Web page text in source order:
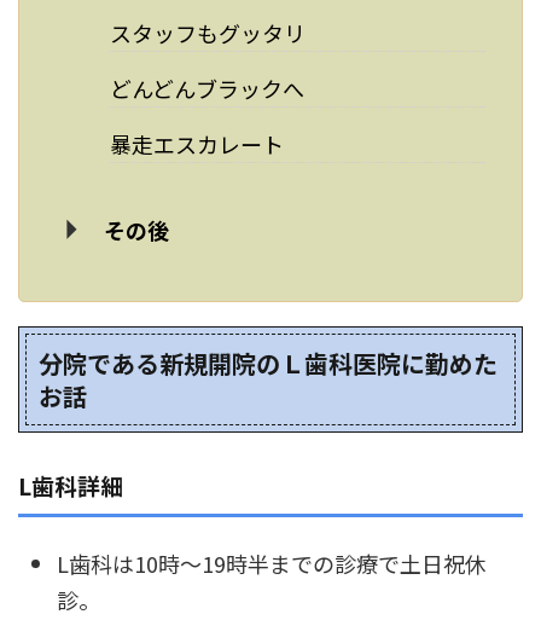
スタッフもグッタリ
どんどんブラックへ
暴走エスカレート
その後
分院である新規開院のＬ歯科医院に勤めた
お話
L歯科詳細
L歯科は10時～19時半までの診療で土日祝休
診。